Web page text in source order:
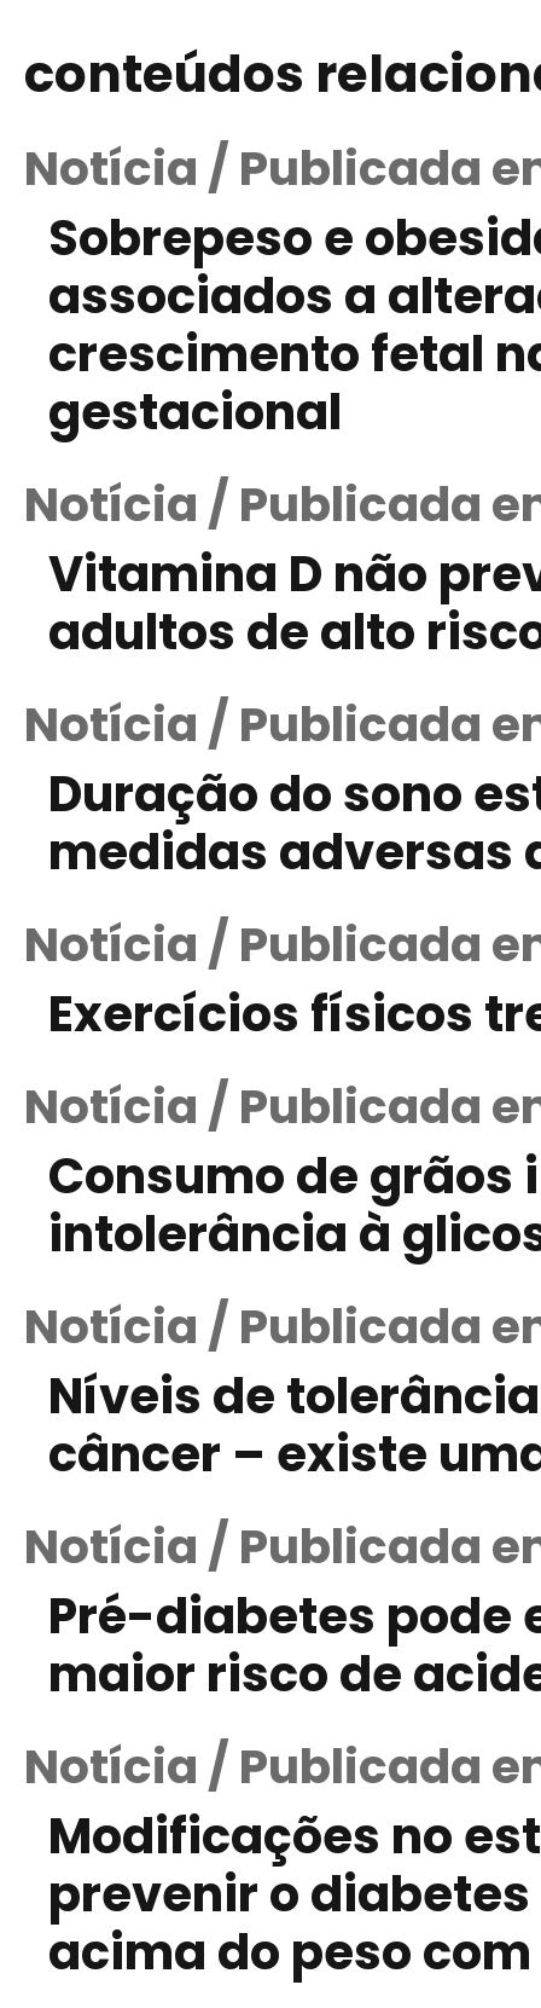
conteúdos
Notícia / Publicada
Sobrepeso e
associados a
crescimento fetal
gestacional
Notícia / Publicada
Vitamina D não
adultos de alto
Notícia / Publicada
Duração do sono
medidas adversas
Notícia / Publicada
Exercícios físicos
Notícia / Publicada
Consumo de grãos
intolerância à
Notícia / Publicada
Níveis de
câncer – existe
Notícia / Publicada
Pré-diabetes pode
maior risco de
Notícia / Publicada
Modificações no
prevenir o
acima do peso